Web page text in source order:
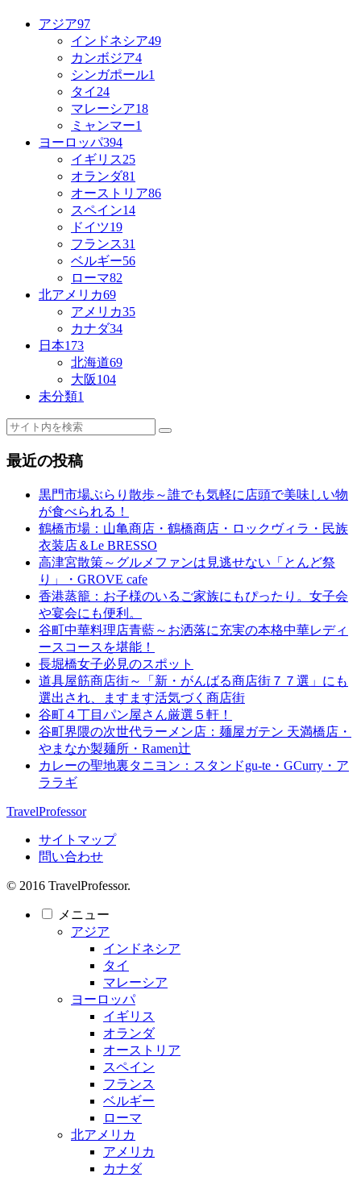
アジア97
インドネシア49
カンボジア4
シンガポール1
タイ 24
マレーシア18
ミャンマー1
ヨーロッパ394
イギリス25
オランダ81
オーストリア86
スペイン14
ドイツ19
フランス31
ベルギー56
ローマ82
北アメリカ69
アメリカ35
カナダ34
日本173
北海道69
大阪104
未分類1
最近の投稿
黒門市場ぶらり散歩～誰でも気軽に店頭で美味しい物
が食べられる！
鶴橋市場：山亀商店・鶴橋商店・ロックヴィラ・民族
衣装店＆Le BRESSO
高津宮散策～グルメファンは見逃せない「とんど祭
り」・GROVE cafe
香港蒸籠：お子様のいるご家族にもぴったり。女子会
や宴会にも便利。
谷町中華料理店青藍～お洒落に充実の本格中華レディ
ースコースを堪能！
長堀橋女子必見のスポット
道具屋筋商店街～「新・がんばる商店街７７選」にも
選出され、ますます活気づく商店街
谷町４丁目パン屋さん厳選５軒！
谷町界隈の次世代ラーメン店：麺屋ガテン 天満橋店・
やまなか製麺所・Ramen辻
カレーの聖地裏タニヨン：スタンドgu-te・GCurry・ア
ララギ
TravelProfessor
サイトマップ
問い合わせ
© 2016 TravelProfessor.
メニュー
アジア
インドネシア
タイ
マレーシア
ヨーロッパ
イギリス
オランダ
オーストリア
スペイン
フランス
ベルギー
ローマ
北アメリカ
アメリカ
カナダ